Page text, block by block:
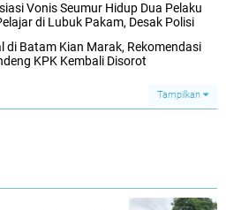
Vonis Seumur Hidup Dua Pelaku
di Lubuk Pakam, Desak Polisi
di Batam Kian Marak, Rekomendasi
KPK Kembali Disorot
Tampilkan